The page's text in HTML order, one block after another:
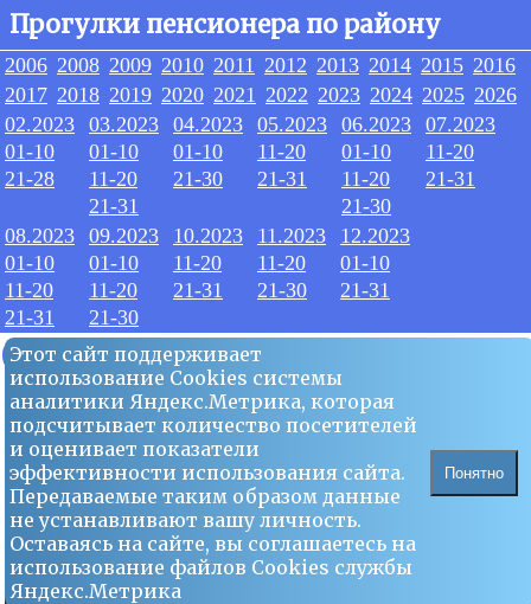
Прогулки пенсионера по району
2006 2008 2009 2010 2011 2012 2013 2014 2015 2016
2017 2018 2019 2020 2021 2022 2023 2024 2025 2026
02.2023
01-10
21-28
03.2023
01-10
11-20
21-31
04.2023
01-10
21-30
05.2023
11-20
21-31
06.2023
01-10
11-20
21-30
07.2023
11-20
21-31
08.2023
01-10
11-20
21-31
09.2023
01-10
11-20
21-30
10.2023
11-20
21-31
11.2023
11-20
21-30
12.2023
01-10
21-31
Этот сайт поддерживает
использование Сookies системы
аналитики Яндекс.Метрика, которая
подсчитывает количество посетителей
и оценивает показатели
эффективности использования сайта.
Передаваемые таким образом данные
не устанавливают вашу личность.
Оставаясь на сайте, вы соглашаетесь на
использование файлов Сookies службы
Яндекс.Метрика
Понятно
09.2023
22